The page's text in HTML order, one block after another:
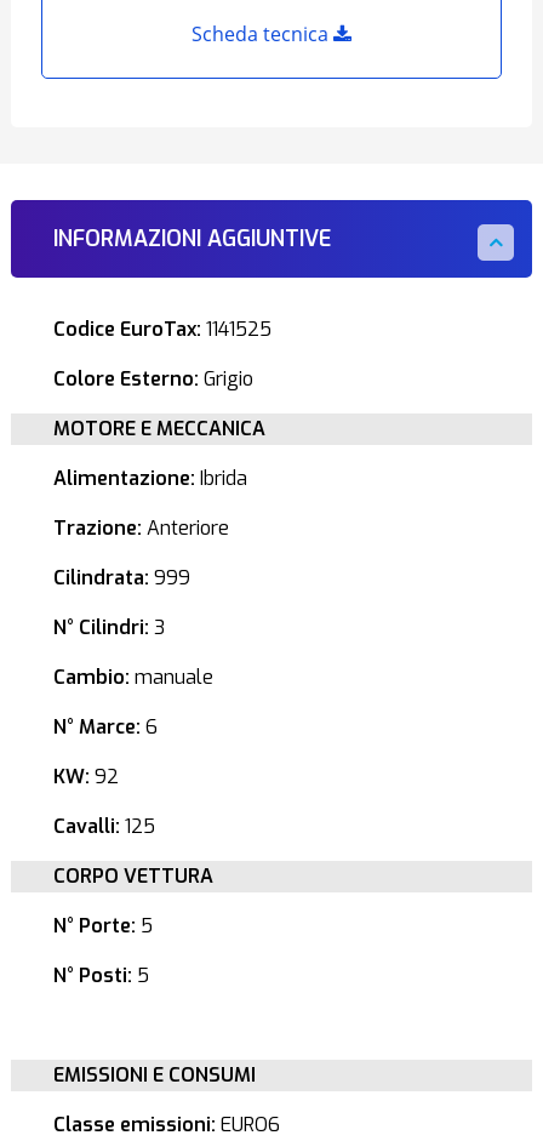
Scheda tecnica
INFORMAZIONI AGGIUNTIVE
Codice EuroTax: 1141525
Colore Esterno: Grigio
MOTORE E MECCANICA
Alimentazione: Ibrida
Trazione: Anteriore
Cilindrata: 999
N° Cilindri: 3
Cambio: manuale
N° Marce: 6
KW: 92
Cavalli: 125
CORPO VETTURA
N° Porte: 5
N° Posti: 5
EMISSIONI E CONSUMI
Classe emissioni: EURO6